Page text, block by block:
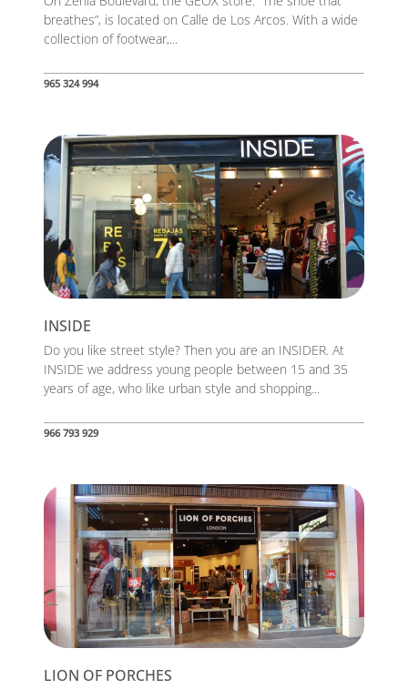
breathes”, is located on Calle de Los Arcos. With a wide
collection of footwear,...
965 324 994
INSIDE
Do you like street style? Then you are an INSIDER. At
INSIDE we address young people between 15 and 35
years of age, who like urban style and shopping...
966 793 929
LION OF PORCHES